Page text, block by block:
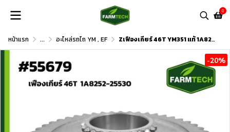
0
หน้าแรก ... อะไหล่รถไถ YM , EF Zเฟืองเกียร์ 46T YM351 แท้ 1A8252-25530
-20%